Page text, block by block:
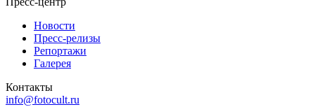
Новости
Пресс-релизы
Репортажи
Галерея
Контакты
info@fotocult.ru